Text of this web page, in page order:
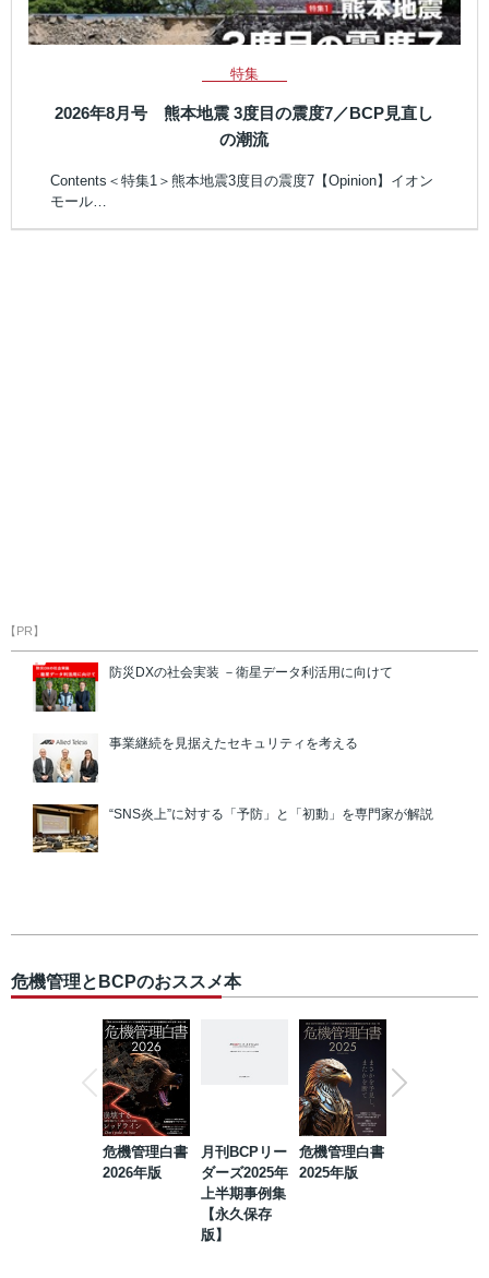
特集
2026年8月号 熊本地震 3度目の震度7／BCP見直し
の潮流
Contents＜特集1＞熊本地震3度目の震度7【Opinion】イオン
モール…
【PR】
防災DXの社会実装 －衛星データ利活用に向けて
事業継続を見据えたセキュリティを考える
“SNS炎上”に対する「予防」と「初動」を専門家が解説
危機管理とBCPのおススメ本
危機管理白書
2026年版
月刊BCPリー
ダーズ2025年
上半期事例集
【永久保存
版】
危機管理白書
2025年版